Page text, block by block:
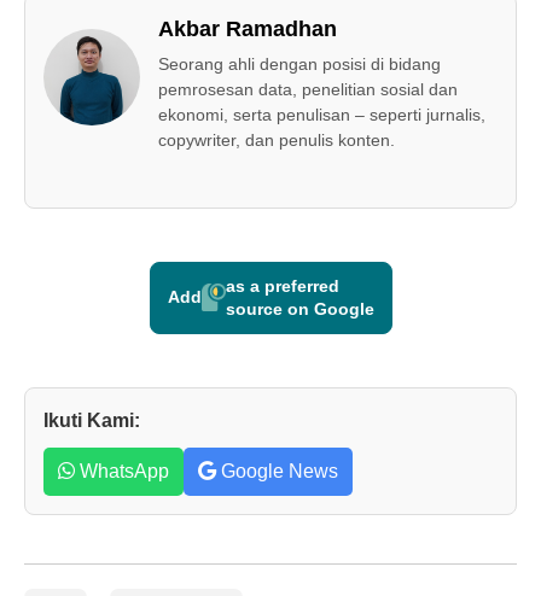
Akbar Ramadhan
Seorang ahli dengan posisi di bidang
pemrosesan data, penelitian sosial dan
ekonomi, serta penulisan – seperti jurnalis,
copywriter, dan penulis konten.
Add
as a preferred
source on Google
Ikuti Kami:
WhatsApp Google News